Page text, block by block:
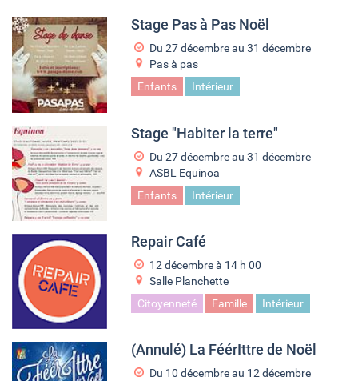
Stage Pas à Pas Noël
Du 27 décembre au 31 décembre
Pas à pas
Enfants
Intérieur
Stage "Habiter la terre"
Du 27 décembre au 31 décembre
ASBL Equinoa
Enfants
Intérieur
Repair Café
12 décembre à 14 h 00
Salle Planchette
Citoyenneté
Famille Intérieur
(Annulé) La FéérIttre de Noël
Du 10 décembre au 12 décembre